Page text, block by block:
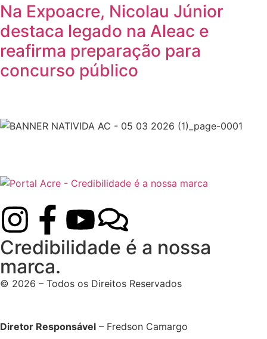
Na Expoacre, Nicolau Júnior
destaca legado na Aleac e
reafirma preparação para
concurso público
Credibilidade é a nossa
marca.
© 2026 – Todos os Direitos Reservados
Diretor Responsável – Fredson Camargo